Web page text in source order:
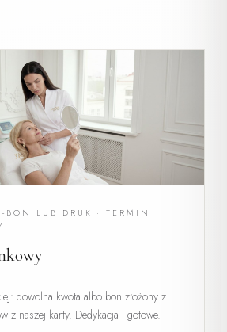
BON LUB DRUK · TERMIN
dowolna kwota albo bon złożony z
z naszej karty. Dedykacja i gotowe.